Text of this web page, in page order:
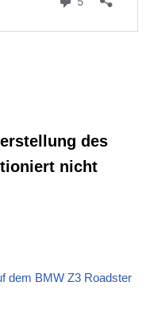
des
nicht
dem BMW Z3 Roadster